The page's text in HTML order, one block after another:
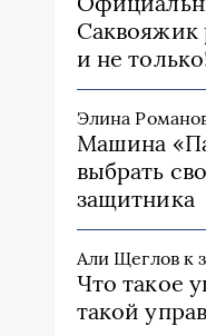
Саквояжик
и не
Элина
Машина
выбрать
защитника
Али Щегловк
Что такое
такой